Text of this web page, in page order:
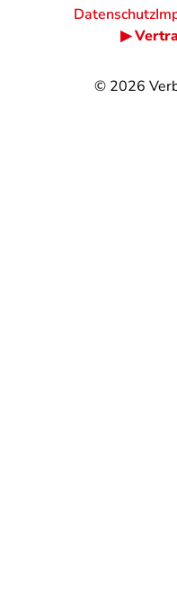
© 2026
Datenschutz
▶